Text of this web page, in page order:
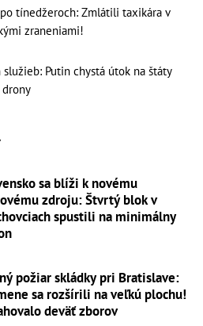
tínedžeroch: Zmlátili taxikára v
zraneniami!
Putin chystá útok na štáty
drony
sa blíži k novému
zdroju: Štvrtý blok v
spustili na minimálny
požiar skládky pri Bratislave:
sa rozšírili na veľkú plochu!
deväť zborov